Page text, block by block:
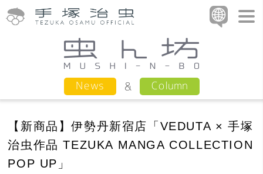
News Column
【新商品】伊勢丹新宿店「VEDUTA × 手塚
治虫作品 TEZUKA MANGA COLLECTION
POP UP」